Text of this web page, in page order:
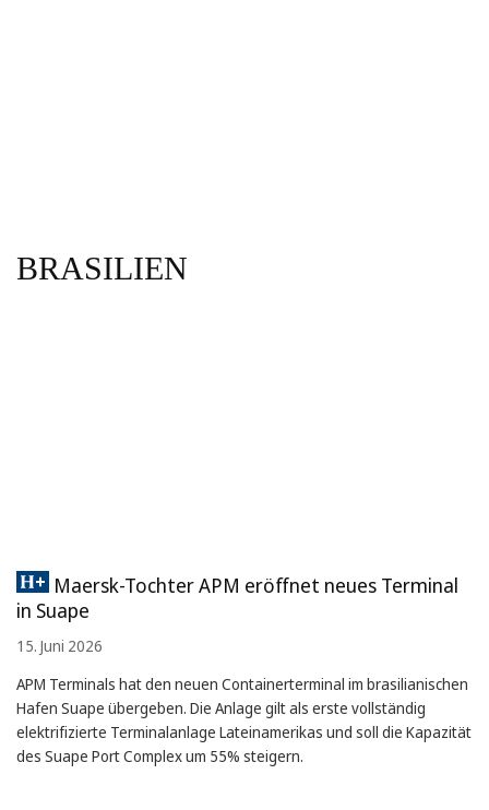
BRASILIEN
Maersk-Tochter APM eröffnet neues Terminal
in Suape
15. Juni 2026
APM Terminals hat den neuen Containerterminal im brasilianischen
Hafen Suape übergeben. Die Anlage gilt als erste vollständig
elektrifizierte Terminalanlage Lateinamerikas und soll die Kapazität
des Suape Port Complex um 55% steigern.